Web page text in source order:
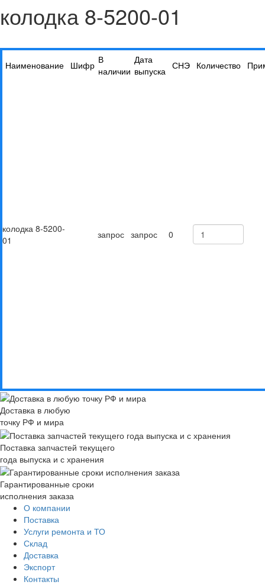
колодка 8-5200-01
Наименование Шифр В
наличии
Дата
выпуска СНЭ Количество
колодка 8-5200-
01
запрос запрос 0
Доставка в любую
точку РФ и мира
Поставка запчастей текущего
года выпуска и с хранения
Гарантированные сроки
исполнения заказа
О компании
Поставка
Услуги ремонта и ТО
Склад
Доставка
Экспорт
Контакты